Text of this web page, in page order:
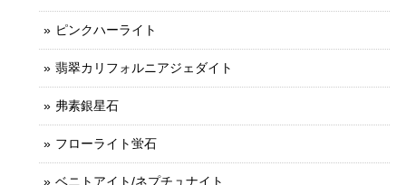
ピンクハーライト
翡翠カリフォルニアジェダイト
弗素銀星石
フローライト蛍石
ベニトアイト/ネプチュナイト